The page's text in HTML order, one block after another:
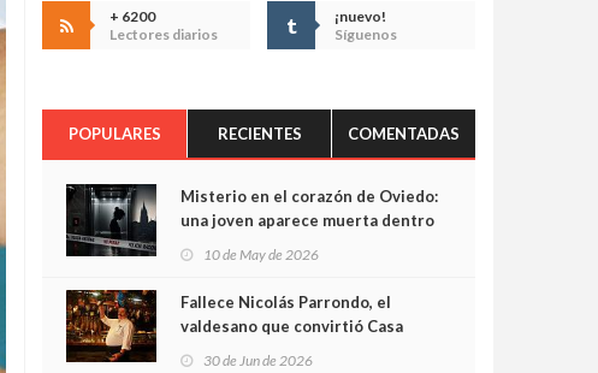
+ 6200
Lectores diarios
¡nuevo!
Síguenos
POPULARES RECIENTES COMENTADAS
Misterio en el corazón de Oviedo:
una joven aparece muerta dentro
cámaras captan sus últimos
minutos
10 de May de 2026
Fallece Nicolás Parrondo, el
valdesano que convirtió Casa
30 de Jun de 2026